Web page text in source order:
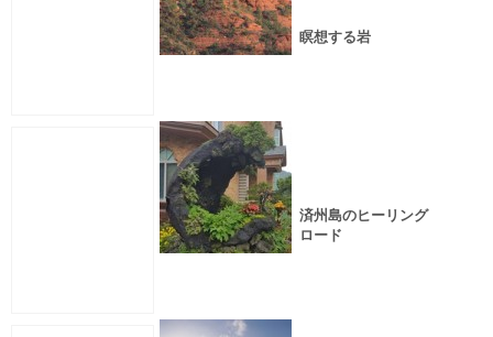
瞑想する岩
済州島のヒーリング
ロード